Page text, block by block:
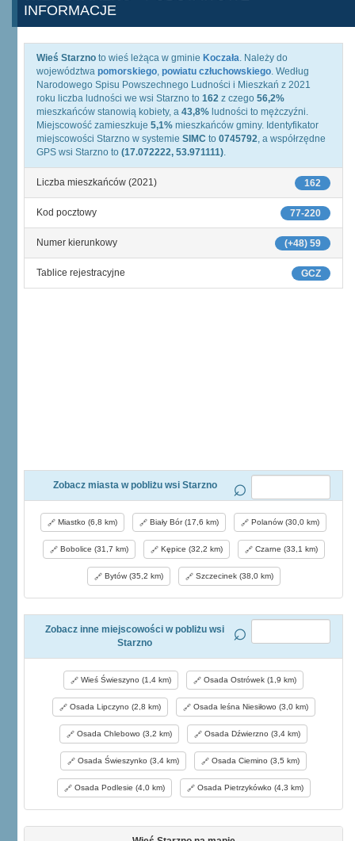
INFORMACJE
Wieś Starzno to wieś leżąca w gminie Koczała. Należy do
województwa pomorskiego, powiatu człuchowskiego. Według
Narodowego Spisu Powszechnego Ludności i Mieszkań z 2021
roku liczba ludności we wsi Starzno to 162 z czego 56,2%
mieszkańców stanowią kobiety, a 43,8% ludności to mężczyźni.
Miejscowość zamieszkuje 5,1% mieszkańców gminy. Identyfikator
miejscowości Starzno w systemie SIMC to 0745792, a współrzędne
GPS wsi Starzno to (17.072222, 53.971111).
162
Liczba mieszkańców (2021)
77-220
Kod pocztowy
(+48) 59
Numer kierunkowy
GCZ
Tablice rejestracyjne
Zobacz miasta w pobliżu wsi Starzno
Miastko (6,8 km) Biały Bór (17,6 km) Polanów (30,0 km)
Bobolice (31,7 km) Kępice (32,2 km) Czarne (33,1 km)
Bytów (35,2 km) Szczecinek (38,0 km)
Zobacz inne miejscowości w pobliżu wsi
Starzno
Wieś Świeszyno (1,4 km) Osada Ostrówek (1,9 km)
Osada Lipczyno (2,8 km) Osada leśna Niesiłowo (3,0 km)
Osada Chlebowo (3,2 km) Osada Dźwierzno (3,4 km)
Osada Świeszynko (3,4 km) Osada Ciemino (3,5 km)
Osada Podlesie (4,0 km) Osada Pietrzykówko (4,3 km)